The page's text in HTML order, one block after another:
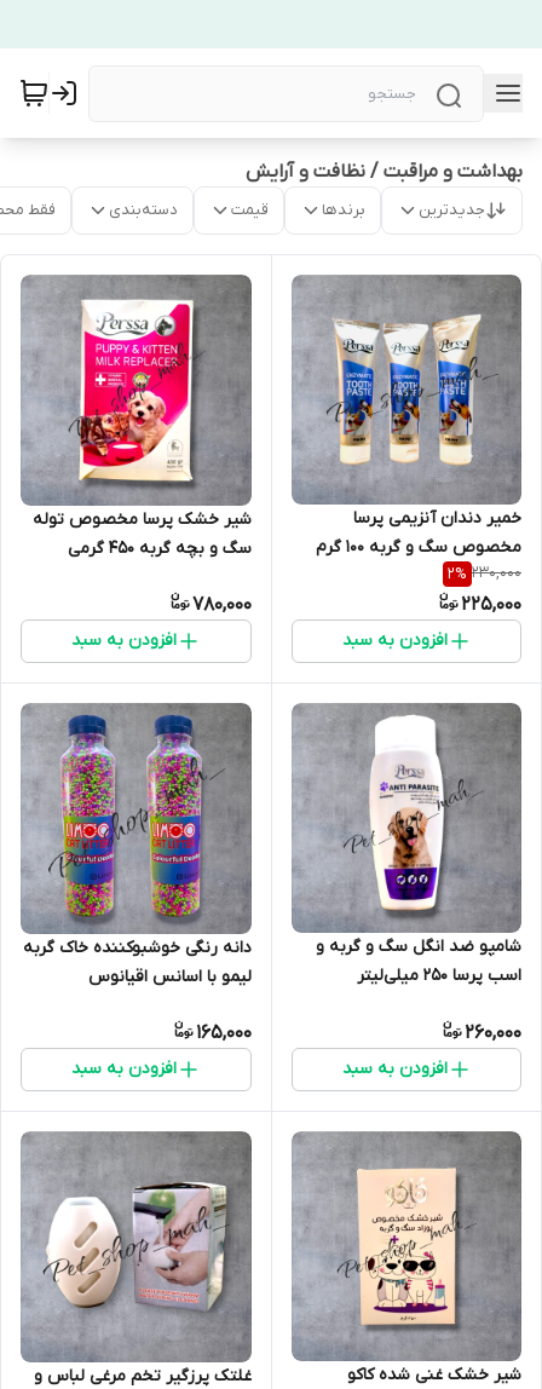
بهداشت و مراقبت / نظافت و آرایش
جدیدترین برندها قیمت دسته‌بندی فقط
خمیر دندان آنزیمی پرسا
مخصوص سگ و گربه 100 گرم
230,000
2%
225,000
افزودن به سبد
شیر خشک پرسا مخصوص توله
سگ و بچه گربه 450 گرمی
780,000
افزودن به سبد
شامپو ضد انگل سگ و گربه و
اسب پرسا ۲۵۰ میلی‌لیتر
260,000
افزودن به سبد
دانه رنگی خوشبوکننده خاک گربه
لیمو با اسانس اقیانوس
165,000
افزودن به سبد
شیر خشک غنی شده کاکو
غلتک پرزگیر تخم مرغی لباس و